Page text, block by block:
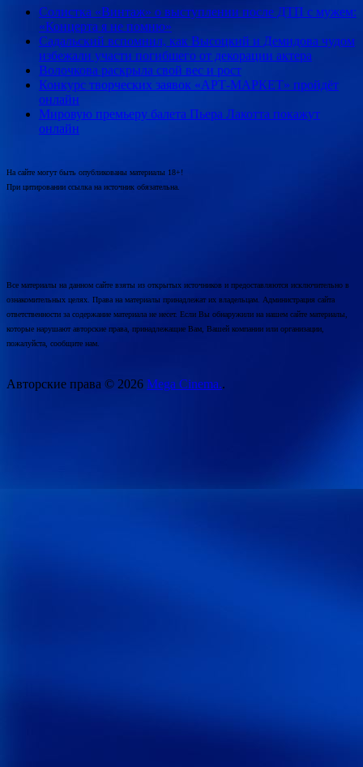
Солистка «Винтаж» о выступлении после ДТП с мужем:
«Концерта я не помню»
Садальский вспомнил, как Высоцкий и Демидова чудом
избежали участи погибшего от декорации актера
Волочкова раскрыла свой вес и рост
Конкурс творческих заявок «АРТ-МАРКЕТ» пройдёт
онлайн
Мировую премьеру балета Пьера Лакотта покажут
онлайн
На сайте могут быть опубликованы материалы 18+!
При цитировании ссылка на источник обязательна.
Все материалы на данном сайте взяты из открытых источников и предоставляются исключительно в
ознакомительных целях. Права на материалы принадлежат их владельцам. Администрация сайта
ответственности за содержание материала не несет. Если Вы обнаружили на нашем сайте материалы,
которые нарушают авторские права, принадлежащие Вам, Вашей компании или организации,
пожалуйста, сообщите нам.
Авторские права © 2026 Mega Cinema..